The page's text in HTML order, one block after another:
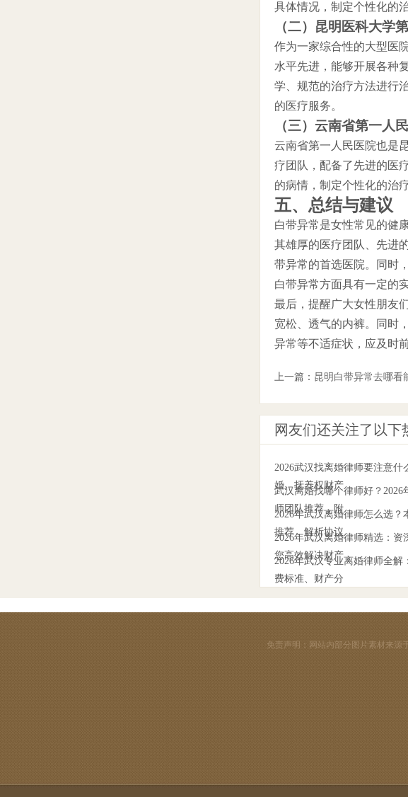
具体情况，制定个性化的
（二）昆明医科大学
作为一家综合性的大型医
水平先进，能够开展各种
学、规范的治疗方法进行
的医疗服务。
（三）云南省第一人
云南省第一人民医院也是
疗团队，配备了先进的医
的病情，制定个性化的治
五、总结与建议
白带异常是女性常见的健
其雄厚的医疗团队、先进
带异常的首选医院。同时
白带异常方面具有一定的
最后，提醒广大女性朋友
宽松、透气的内裤。同时
异常等不适症状，应及时
上一篇： 昆明白带异常去哪看
网友们还关注了以下
2026武汉找离婚律师要注意什
婚、抚养权财产
武汉离婚找哪个律师好？2026
师团队推荐，附
2026年武汉离婚律师怎么选？
推荐，解析协议
2026年武汉离婚律师精选：资
您高效解决财产
2026年武汉专业离婚律师全解
费标准、财产分
免责声明：网站内部分图片素材来源